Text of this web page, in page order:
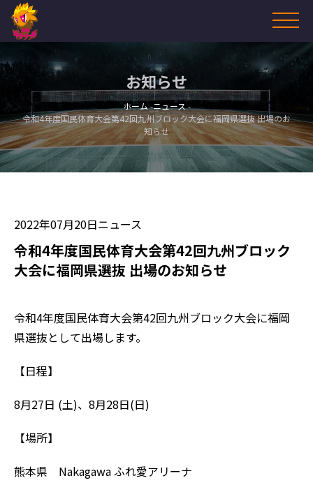
お知らせ
ホーム ニュース
令和4年度国民体育大会第42回九州ブロック大会に福岡県選抜 出場のお
知らせ
2022年07月20日ニュース
令和4年度国民体育大会第42回九州ブロック
大会に福岡県選抜 出場のお知らせ
令和4年度国民体育大会第42回九州ブロック大会に福岡
県選抜として出場します。
【日程】
8月27日 (土)、8月28日(日)
【場所】
熊本県 Nakagawa ふれ愛アリーナ